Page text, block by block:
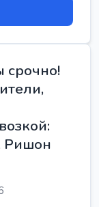
срочно!
Ришон